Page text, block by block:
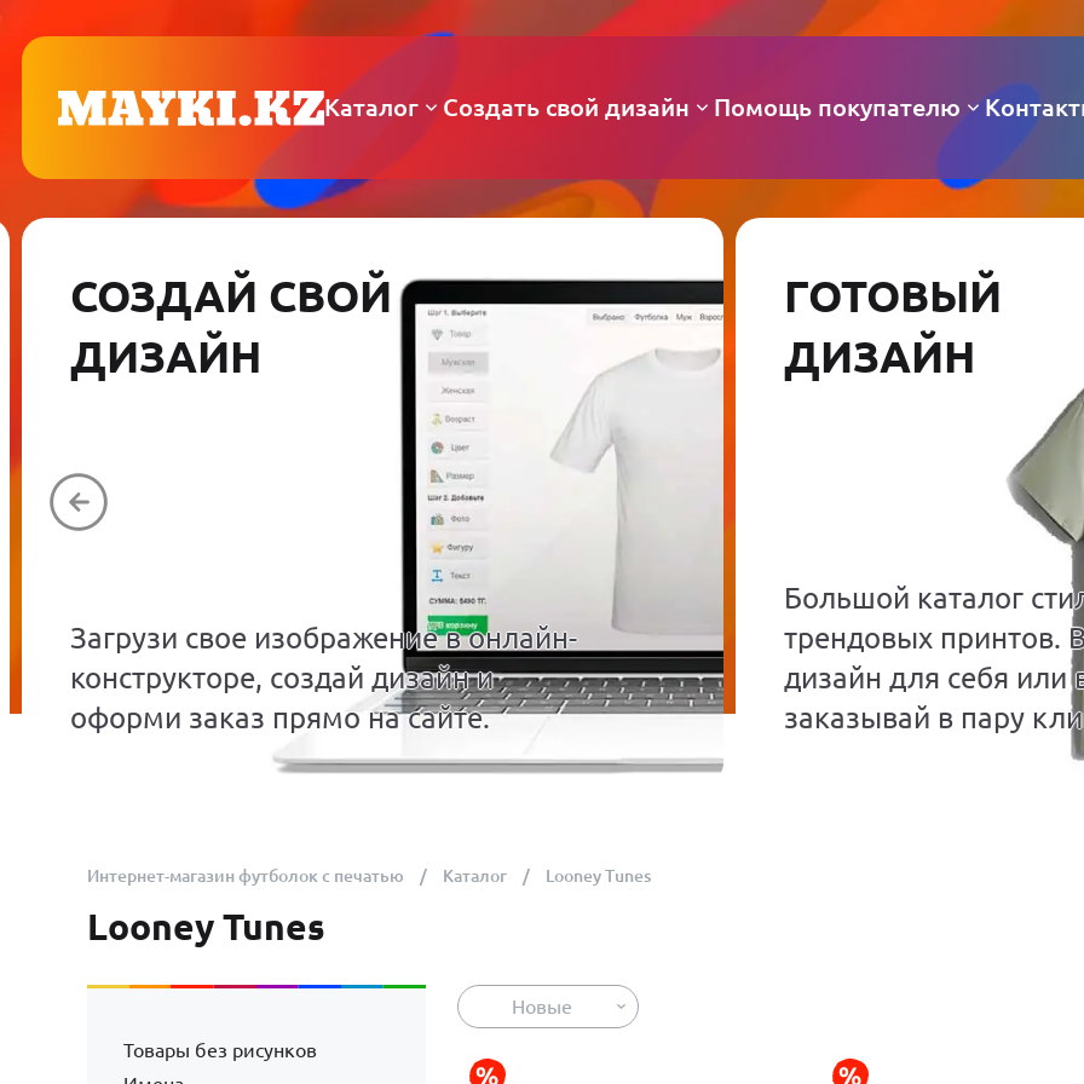
Каталог Создать свой дизайн Помощь покупателю
СОЗДАЙ СВОЙ
ДИЗАЙН
Загрузи свое изображение в онлайн-
конструкторе, создай дизайн и
оформи заказ прямо на сайте.
ГОТОВЫЙ
ДИЗАЙН
Большой каталог
трендовых принтов.
дизайн для себя или
заказывай в пару
Интернет-магазин футболок с печатью Каталог Looney Tunes
Looney Tunes
Товары без рисунков
Новые